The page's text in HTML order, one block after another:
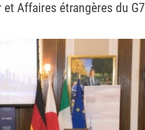
Affaires étrangères du G7